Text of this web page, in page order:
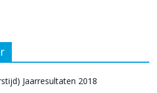
Jaarresultaten 2018